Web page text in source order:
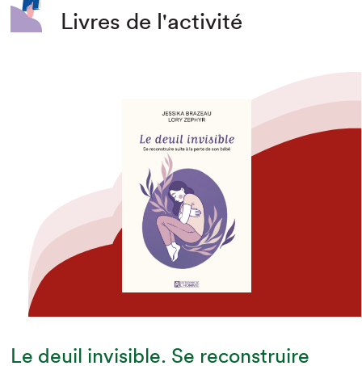
Livres de l'activité
Le deuil invisible. Se reconstruire